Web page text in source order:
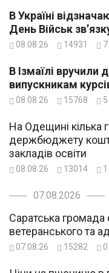
В Україні
День Військ
08.08.26 14931 7
В Ізмаїлі
випускникам
08.08.26 15768 5
На Одещині кілька
держбюджету
закладів освіти
08.08.26 13014 1
07.08.2026
Саратська
ветеранського та
07.08.26 15282 0